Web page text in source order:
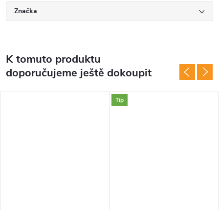
Značka
K tomuto produktu
doporučujeme ještě dokoupit
Tip